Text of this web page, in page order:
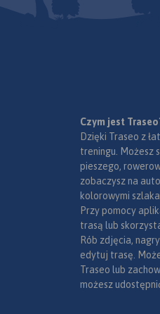
Czym jest
Dzięki Traseo z
treningu. Możesz
pieszego,
zobaczysz na
kolorowymi
Przy pomocy
trasą lub
Rób zdjęcia,
edytuj trasę.
Traseo lub
możesz